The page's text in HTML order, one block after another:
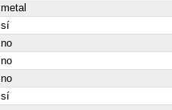
metal
sí
no
no
no
sí